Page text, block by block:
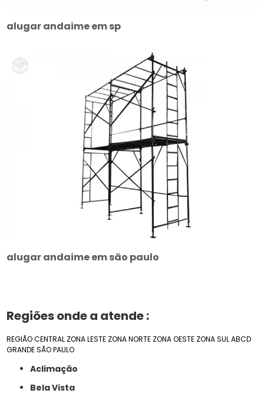
alugar andaime em sp
alugar andaime em são paulo
Regiões onde a atende :
REGIÃO CENTRAL ZONA LESTE ZONA NORTE ZONA OESTE ZONA SULABCD
GRANDE SÃO PAULO
Aclimação
Bela Vista